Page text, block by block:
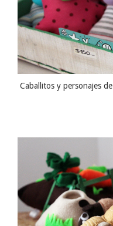
Caballitos y personajes de